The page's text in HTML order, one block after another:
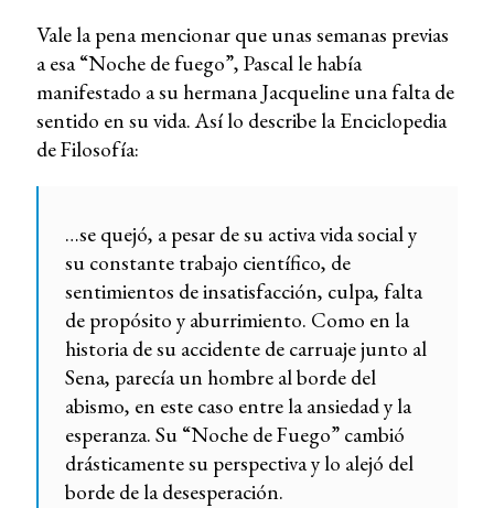
Vale la pena mencionar que unas semanas previas
a esa “Noche de fuego”, Pascal le había
manifestado a su hermana Jacqueline una falta de
sentido en su vida. Así lo describe la Enciclopedia
de Filosofía:
…se quejó, a pesar de su activa vida social y
su constante trabajo científico, de
sentimientos de insatisfacción, culpa, falta
de propósito y aburrimiento. Como en la
historia de su accidente de carruaje junto al
Sena, parecía un hombre al borde del
abismo, en este caso entre la ansiedad y la
esperanza. Su “Noche de Fuego” cambió
drásticamente su perspectiva y lo alejó del
borde de la desesperación.